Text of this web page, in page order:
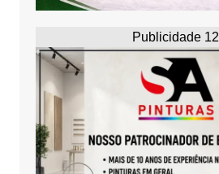
Publicidade 12